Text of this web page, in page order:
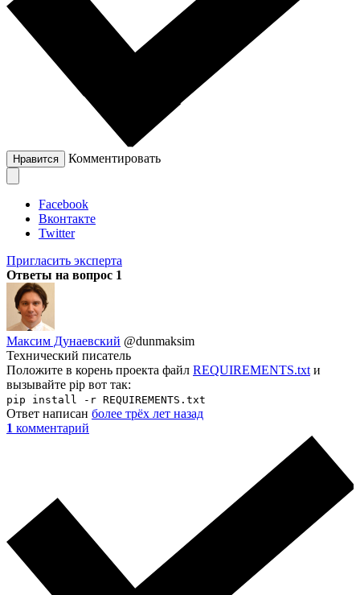
Нравится Комментировать
Facebook
Вконтакте
Twitter
Пригласить эксперта
Ответы на вопрос 1
Максим Дунаевский @dunmaksim
Технический писатель
Положите в корень проекта файл REQUIREMENTS.txt и
вызывайте pip вот так:
pip install -r REQUIREMENTS.txt
Ответ написан более трёх лет назад
1 комментарий